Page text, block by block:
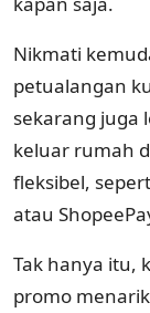
Nikmati
petualangan
sekarang juga
keluar rumah
fleksibel,
atau
Tak hanya itu,
promo